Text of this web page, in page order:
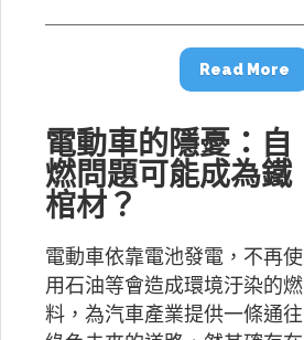
Read More
電動車的隱憂：自
燃問題可能成為鐵
棺材？
電動車依靠電池發電，不再使
用石油等會造成環境汙染的燃
料，為汽車產業提供一條通往